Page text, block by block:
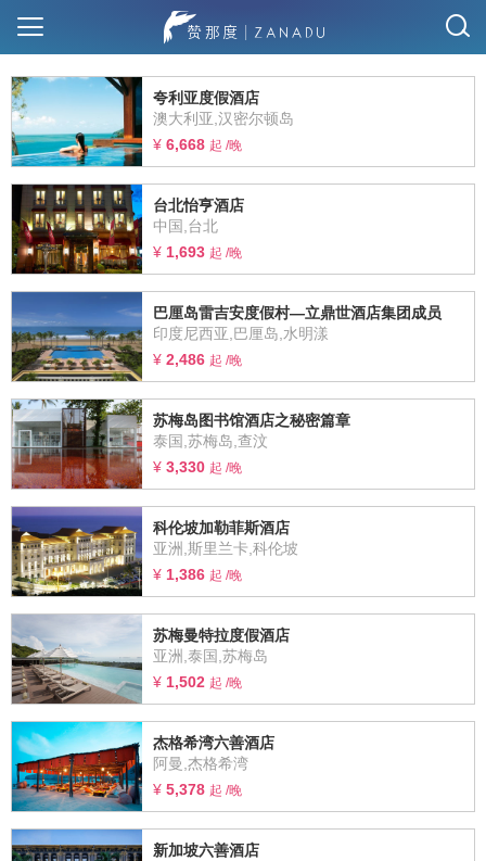
夸利亚度假酒店
澳大利亚,汉密尔顿岛
¥ 6,668 起 /晚
台北怡亨酒店
中国,台北
¥ 1,693 起 /晚
巴厘岛雷吉安度假村—立鼎世酒店集团成员
印度尼西亚,巴厘岛,水明漾
¥ 2,486 起 /晚
苏梅岛图书馆酒店之秘密篇章
泰国,苏梅岛,查汶
¥ 3,330 起 /晚
科伦坡加勒菲斯酒店
亚洲,斯里兰卡,科伦坡
¥ 1,386 起 /晚
苏梅曼特拉度假酒店
亚洲,泰国,苏梅岛
¥ 1,502 起 /晚
杰格希湾六善酒店
阿曼,杰格希湾
¥ 5,378 起 /晚
新加坡六善酒店